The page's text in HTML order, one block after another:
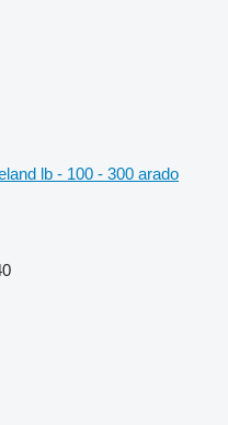
lb - 100 - 300 arado